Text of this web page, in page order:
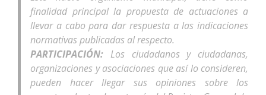
finalidad principal la propuesta de actuaciones a
llevar a cabo para dar respuesta a las indicaciones
normativas publicadas al respecto.
PARTICIPACIÓN: Los ciudadanos y ciudadanas,
organizaciones y asociaciones que así lo consideren,
pueden hacer llegar sus opiniones sobre los